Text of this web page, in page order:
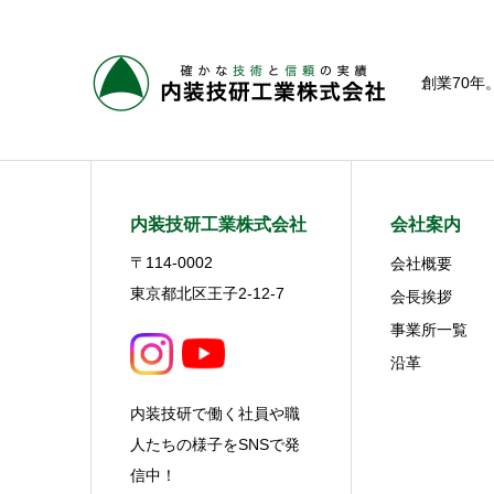
創業70年
内装技研工業株式会社
〒114-0002
東京都北区王子2-12-7
内装技研で働く社員や職
人たちの様子をSNSで発
信中！
会社案内
会社概要
会長挨拶
事業所一覧
沿革